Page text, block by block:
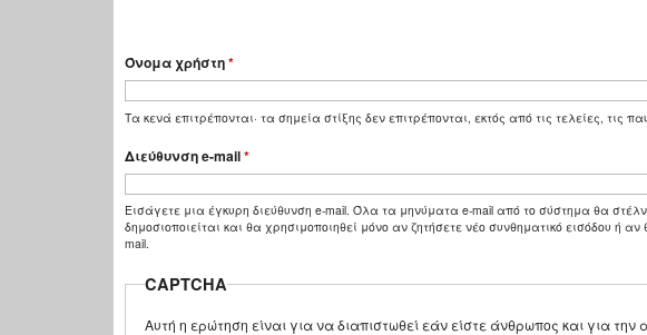
Όνομα χρήστη*
Τα κενά επιτρέπονται· τα σημεία στίξης δεν επιτρέπονται, εκτός από τις τελείες, τις
Διεύθυνση e-mail*
Εισάγετε μια έγκυρη διεύθυνση e-mail. Όλα τα μηνύματα e-mail από το σύστημα θα
δημοσιοποιείται και θα χρησιμοποιηθεί μόνο αν ζητήσετε νέο συνθηματικό εισόδου ή
mail.
CAPTCHA
Αυτή η ερώτηση είναι για να διαπιστωθεί εάν είστε άνθρωπος και για